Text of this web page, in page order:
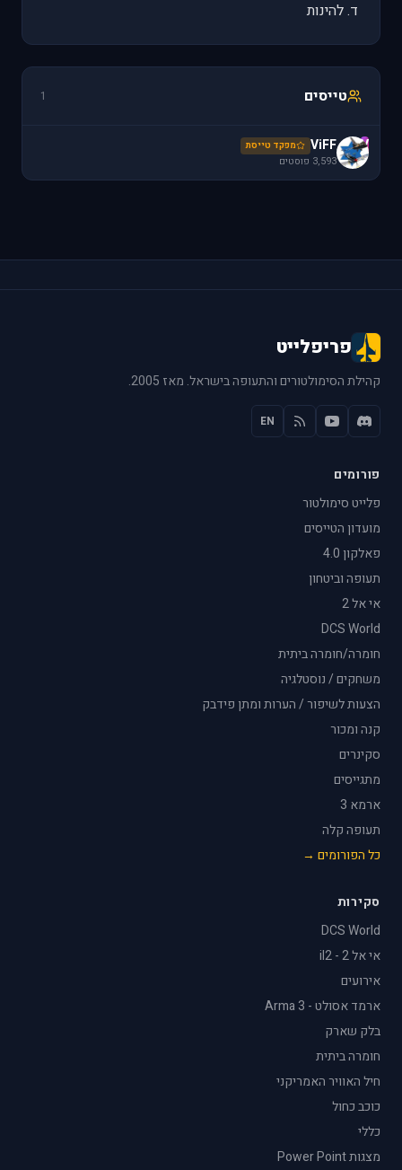
ד. להינות
טייסים 1
V
ViFF מפקד טייסת
3,593 פוסטים
פריפלייט
קהילת הסימולטורים והתעופה בישראל. מאז 2005.
EN
פורומים
פלייט סימולטור
מועדון הטייסים
פאלקון 4.0
תעופה וביטחון
אי אל 2
DCS World
חומרה/חומרה ביתית
משחקים / נוסטלגיה
הצעות לשיפור / הערות ומתן פידבק
קנה ומכור
סקינרים
מתגייסים
ארמא 3
תעופה קלה
כל הפורומים →
סקירות
DCS World
אי אל 2 - il2
אירועים
ארמד אסולט - Arma 3
בלק שארק
חומרה ביתית
חיל האוויר האמריקני
כוכב כחול
כללי
מצגות Power Point